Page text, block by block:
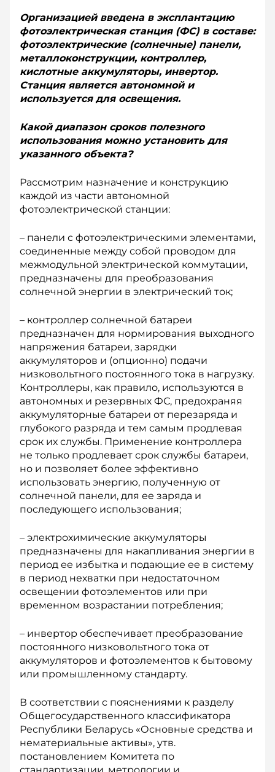
Организацией введена в эксплантацию
фото­электрическая станция (ФС) в составе:
фотоэлектрические (солнечные) панели,
металлоконструкции, контроллер,
кислотные аккумуляторы, инвертор.
Станция является автономной и
используется для освещения.
Какой диапазон сроков полезного
использования можно установить для
указанного объекта?
Рассмотрим назначение и конструкцию
каждой из части автономной
фотоэлектрической станции:
– панели с фотоэлектрическими элементами,
соединенные между собой проводом для
межмодульной электрической коммутации,
предназначены для преобразования
солнечной энергии в электрический ток;
– контроллер солнечной батареи
предназначен для нормирования выходного
напряжения батареи, зарядки
аккумуляторов и (опционно) подачи
низковольтного постоянного тока в нагрузку.
Контроллеры, как правило, используются в
автономных и резервных ФС, предохраняя
аккумуляторные батареи от перезаряда и
глубокого разряда и тем самым продлевая
срок их службы. Применение контроллера
не только продлевает срок службы батареи,
но и позволяет более эффективно
использовать энергию, полученную от
солнечной панели, для ее заряда и
последующего использования;
– электрохимические аккумуляторы
предназначены для накапливания энергии в
период ее избытка и подающие ее в систему
в период нехватки при недостаточном
освещении фотоэлементов или при
временном возрастании потребления;
– инвертор обеспечивает преобразование
постоянного низковольтного тока от
аккумуляторов и фото­элементов к бытовому
или промышленному стандарту.
В соответствии с пояснениями к разделу
Общегосударственного классификатора
Республики Беларусь «Основные средства и
нематериальные активы», утв.
постановлением Комитета по